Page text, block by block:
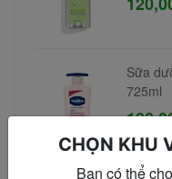
Sữa
725ml
CHỌN KHU
Bạn có thể